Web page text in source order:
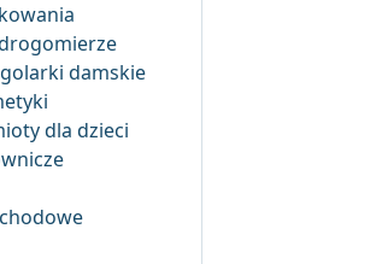
damskie
dla dzieci